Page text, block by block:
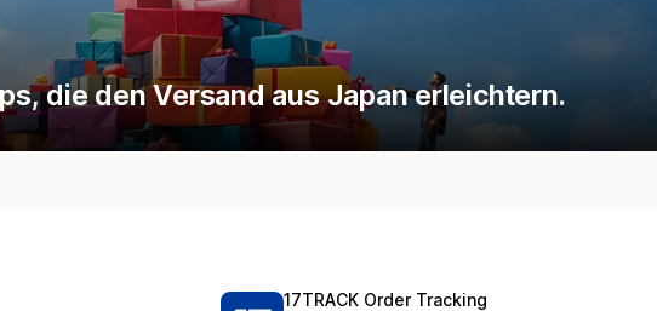
die den Versand aus Japan erleichtern.
17TRACK Order Tracking